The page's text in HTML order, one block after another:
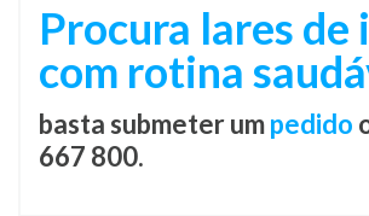
Procura lares de
com rotina
basta submeter umpedido
667 800.